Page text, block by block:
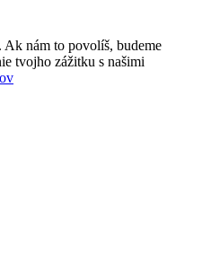
Ak nám to povolíš, budeme
tvojho zážitku s našimi